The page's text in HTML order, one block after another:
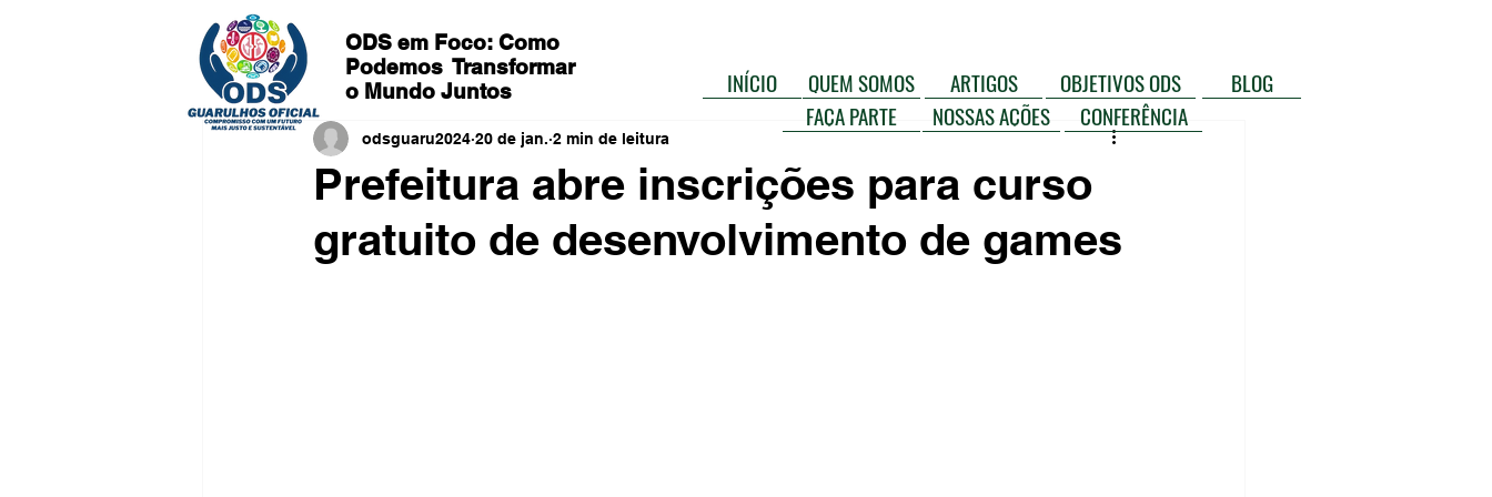
ODS em Foco: Como
Podemos Transformar
o Mundo Juntos
INÍCIO
QUEM SOMOS
FAÇA PARTE
ARTIGOS
OBJETIVOS ODS
NOSSAS AÇÕES
CONFERÊNCIA
BLOG
Prefeitura abre inscrições para curso
gratuito de desenvolvimento de games
odsguaru2024 20 de jan. 2 min de leitura